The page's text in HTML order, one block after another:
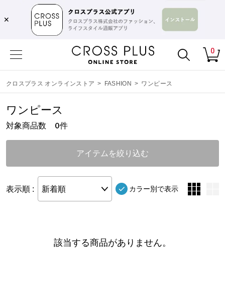
✕
0
クロスプラス オンラインストア > FASHION > ワンピース
対象商品数 0件
ワンピース
アイテムを絞り込む
表示順 : 新着順 カラー別で表示
該当する商品がありません。